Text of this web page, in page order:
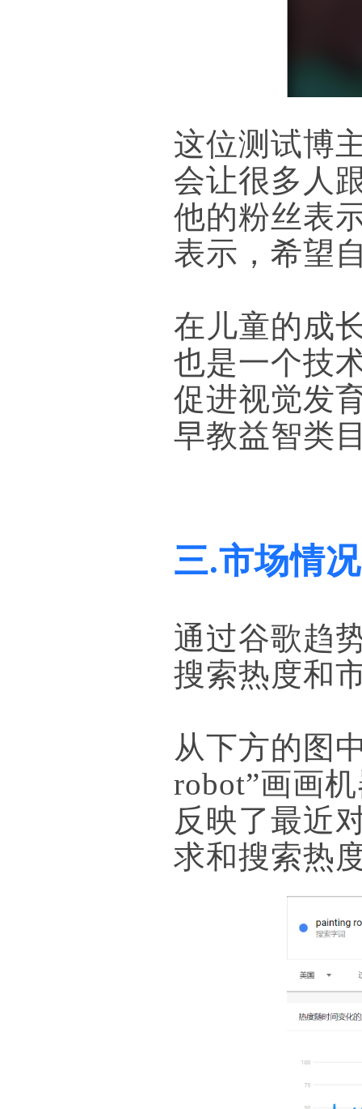
这位测试博
会让很多人
他的粉丝表
表示，希望
在儿童的成
也是一个技
促进视觉发
早教益智类
三.市场情况
通过谷歌趋
搜索热度和
从下方的图
robot”画画
反映了最近
求和搜索热